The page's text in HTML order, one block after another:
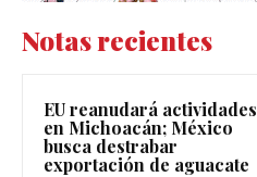
Notas recientes
EU reanudará actividades
en Michoacán; México
busca destrabar
exportación de aguacate